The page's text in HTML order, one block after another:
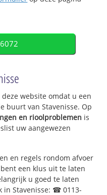
website omdat u een
buurt van Stavenisse. Op
en rioolproblemen is
uw aangewezen
en regels rondom afvoer
een klus uit te laten
u goed te laten
in Stavenisse: ☎ 0113-